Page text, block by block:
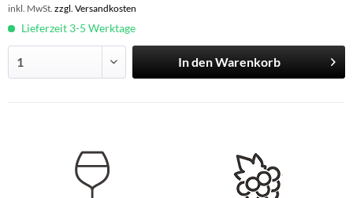
inkl. MwSt. zzgl. Versandkosten
Lieferzeit 3-5 Werktage
In denWarenkorb